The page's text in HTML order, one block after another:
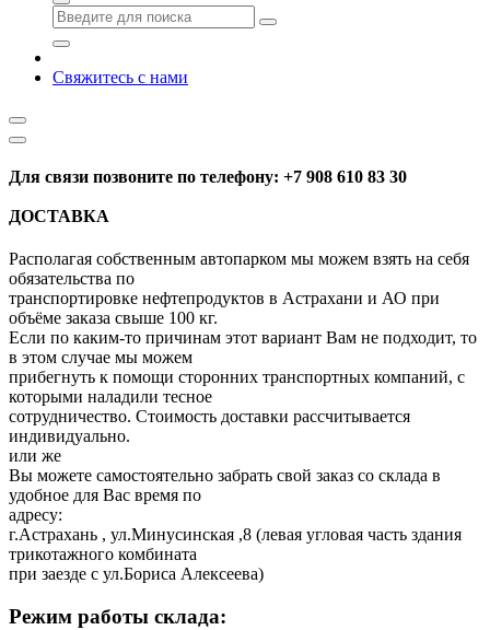
Свяжитесь с нами
Для связи позвоните по телефону: +7 908 610 83 30
ДОСТАВКА
Располагая собственным автопарком мы можем взять на себя
обязательства по
транспортировке нефтепродуктов в Астрахани и АО при
объёме заказа свыше 100 кг.
Если по каким-то причинам этот вариант Вам не подходит, то
в этом случае мы можем
прибегнуть к помощи сторонних транспортных компаний, с
которыми наладили тесное
сотрудничество. Стоимость доставки рассчитывается
индивидуально.
или же
Вы можете самостоятельно забрать свой заказ со склада в
удобное для Вас время по
адресу:
г.Астрахань , ул.Минусинская ,8 (левая угловая часть здания
трикотажного комбината
при заезде с ул.Бориса Алексеева)
Режим работы склада: